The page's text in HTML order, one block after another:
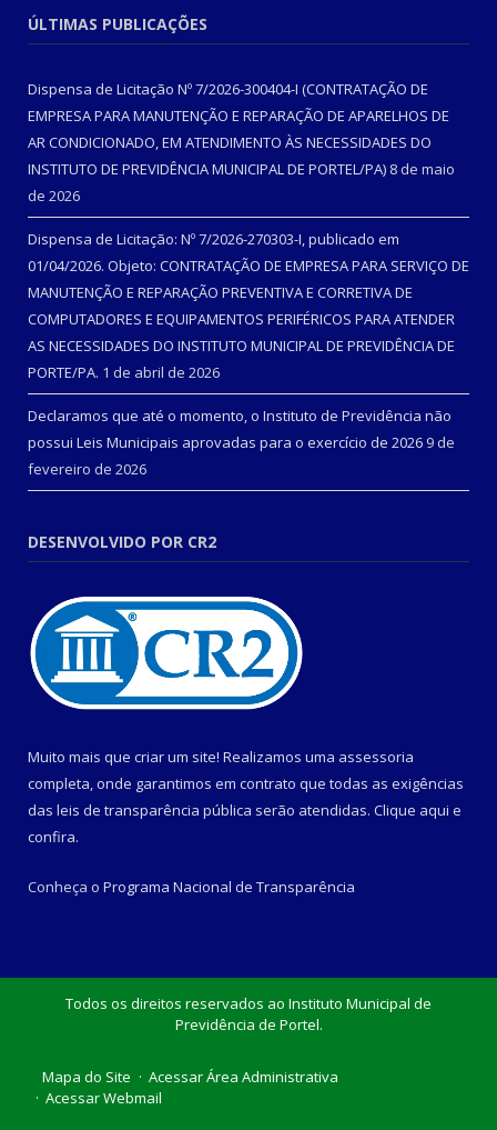
ÚLTIMAS PUBLICAÇÕES
Dispensa de Licitação Nº 7/2026-300404-I (CONTRATAÇÃO DE
EMPRESA PARA MANUTENÇÃO E REPARAÇÃO DE APARELHOS DE
AR CONDICIONADO, EM ATENDIMENTO ÀS NECESSIDADES DO
INSTITUTO DE PREVIDÊNCIA MUNICIPAL DE PORTEL/PA) 8 de maio
de 2026
Dispensa de Licitação: Nº 7/2026-270303-I, publicado em
01/04/2026. Objeto: CONTRATAÇÃO DE EMPRESA PARA SERVIÇO DE
MANUTENÇÃO E REPARAÇÃO PREVENTIVA E CORRETIVA DE
COMPUTADORES E EQUIPAMENTOS PERIFÉRICOS PARA ATENDER
AS NECESSIDADES DO INSTITUTO MUNICIPAL DE PREVIDÊNCIA DE
PORTE/PA. 1 de abril de 2026
Declaramos que até o momento, o Instituto de Previdência não
possui Leis Municipais aprovadas para o exercício de 2026 9 de
fevereiro de 2026
DESENVOLVIDO POR CR2
Muito mais que criar um site! Realizamos uma assessoria
completa, onde garantimos em contrato que todas as exigências
das leis de transparência pública serão atendidas. Clique aqui e
confira.
Conheça o Programa Nacional de Transparência
Todos os direitos reservados ao Instituto Municipal de
Previdência de Portel.
Mapa do Site
Acessar Área Administrativa
Acessar Webmail